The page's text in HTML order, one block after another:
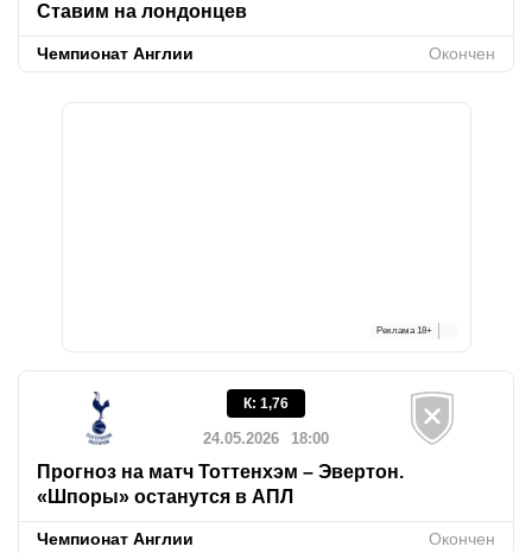
Ставим на лондонцев
Чемпионат Англии Окончен
Реклама 18+
К: 1,76
24.05.2026 18:00
Прогноз на матч Тоттенхэм – Эвертон.
«Шпоры» останутся в АПЛ
Чемпионат Англии Окончен